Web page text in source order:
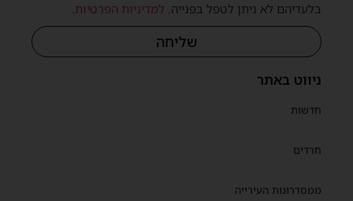
ניווט באתר
חדשות
חרדים
ממסדרונות העירייה
בלעדיהם לא ניתן לטפל בפנייה. למדיניות הפרטיות.
שליחה